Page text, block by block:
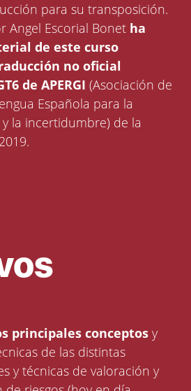
para su transposición.
Angel Escorial Bonet ha
de este curso
no oficial
de APERGI (Asociación de
Española para la
la incertidumbre) de la
principales conceptos y
de las distintas
y técnicas de valoración y